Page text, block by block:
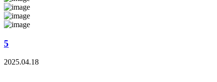
5
2025.04.18